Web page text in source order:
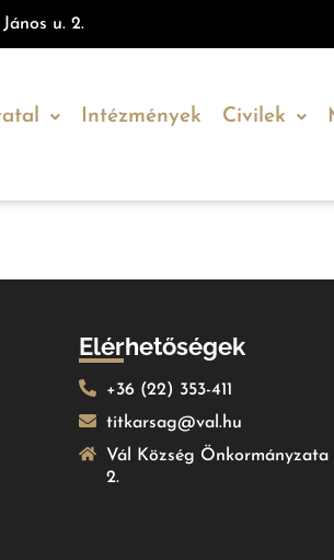
u. 2.
Intézmények Civilek
Elérhetőségek
+36 (22) 353-411
titkarsag@val.hu
Vál Község Önkormányzata
2.